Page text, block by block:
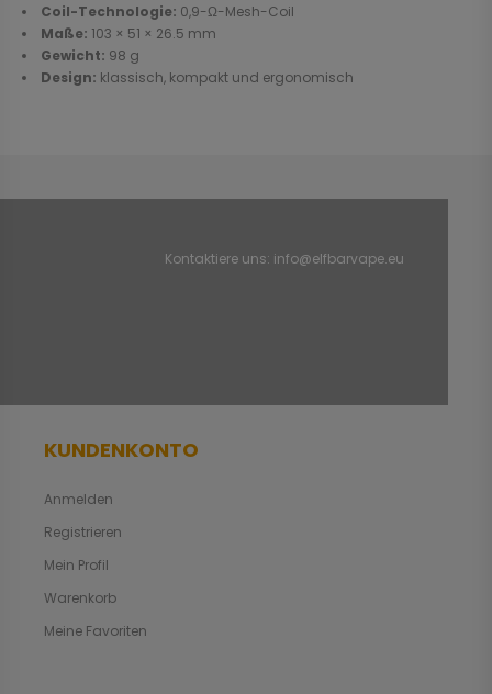
Coil-Technologie: 0,9-Ω-Mesh-Coil
Maße: 103 × 51 × 26.5 mm
Gewicht: 98 g
Design: klassisch, kompakt und ergonomisch
Kontaktiere uns: info@elfbarvape.eu
KUNDENKONTO
Anmelden
Registrieren
Mein Profil
Warenkorb
Meine Favoriten